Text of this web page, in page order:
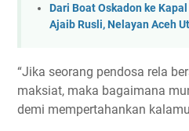
Dari Boat Oskadon ke
Ajaib Rusli, Nelayan Aceh
“Jika seorang pendosa rela
maksiat, maka bagaimana
demi mempertahankan